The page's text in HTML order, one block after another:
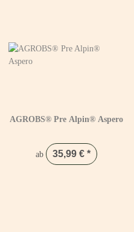
AGROBS® Pre Alpin® Aspero
ab 35,99 € *